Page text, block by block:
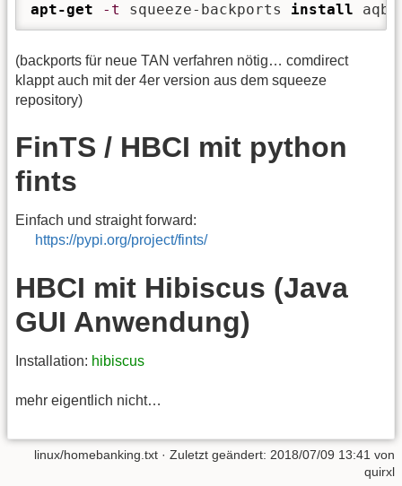
apt-get -t squeeze-backports install
(backports für neue TAN verfahren nötig… comdirect
klappt auch mit der 4er version aus dem squeeze
repository)
FinTS / HBCI mit python
fints
Einfach und straight forward:
https://pypi.org/project/fints/
HBCI mit Hibiscus (Java
GUI Anwendung)
Installation: hibiscus
mehr eigentlich nicht…
linux/homebanking.txt · Zuletzt geändert: 2018/07/09 13:41 von
quirxl